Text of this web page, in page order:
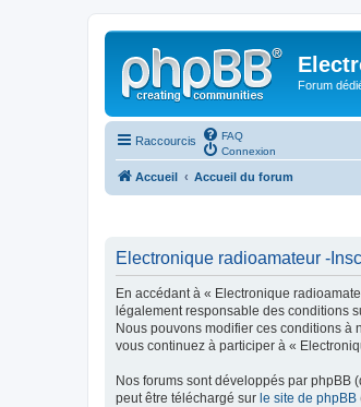
Forum
Raccourcis
FAQ
Connexion
Accueil Accueil du forum
Electronique radioamateur -
En accédant à « Electronique
légalement responsable des conditions
Nous pouvons modifier ces conditions à
vous continuez à participer à «
Nos forums sont développés par phpBB
peut être téléchargé sur le site de phpBB